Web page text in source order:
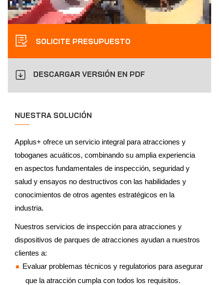
SOLICITE PRESUPUESTO
DESCARGAR VERSIÓN EN PDF
NUESTRA SOLUCIÓN
Applus+ ofrece un servicio integral para atracciones y
toboganes acuáticos, combinando su amplia experiencia
en aspectos fundamentales de inspección, seguridad y
salud y ensayos no destructivos con las habilidades y
conocimientos de otros agentes estratégicos en la
industria.
Nuestros servicios de inspección para atracciones y
dispositivos de parques de atracciones ayudan a nuestros
clientes a:
Evaluar problemas técnicos y regulatorios para asegurar
que la atracción cumpla con todos los requisitos.